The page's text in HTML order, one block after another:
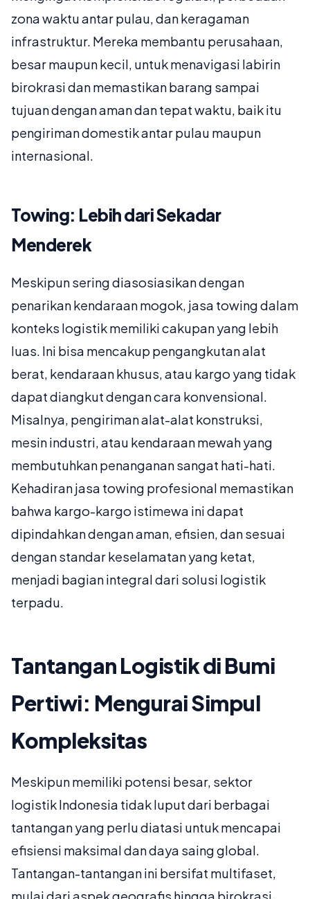
zona waktu antar pulau, dan keragaman
infrastruktur. Mereka membantu perusahaan,
besar maupun kecil, untuk menavigasi labirin
birokrasi dan memastikan barang sampai
tujuan dengan aman dan tepat waktu, baik itu
pengiriman domestik antar pulau maupun
internasional.
Towing: Lebih dari Sekadar
Menderek
Meskipun sering diasosiasikan dengan
penarikan kendaraan mogok, jasa towing dalam
konteks logistik memiliki cakupan yang lebih
luas. Ini bisa mencakup pengangkutan alat
berat, kendaraan khusus, atau kargo yang tidak
dapat diangkut dengan cara konvensional.
Misalnya, pengiriman alat-alat konstruksi,
mesin industri, atau kendaraan mewah yang
membutuhkan penanganan sangat hati-hati.
Kehadiran jasa towing profesional memastikan
bahwa kargo-kargo istimewa ini dapat
dipindahkan dengan aman, efisien, dan sesuai
dengan standar keselamatan yang ketat,
menjadi bagian integral dari solusi logistik
terpadu.
Tantangan Logistik di Bumi
Pertiwi: Mengurai Simpul
Kompleksitas
Meskipun memiliki potensi besar, sektor
logistik Indonesia tidak luput dari berbagai
tantangan yang perlu diatasi untuk mencapai
efisiensi maksimal dan daya saing global.
Tantangan-tantangan ini bersifat multifaset,